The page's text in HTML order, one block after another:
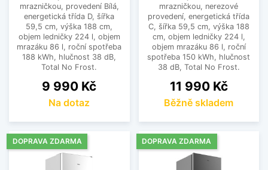
mrazničkou, provedení Bílá,
energetická třída D, šířka
59,5 cm, výška 188 cm,
objem ledničky 224 l, objem
mrazáku 86 l, roční spotřeba
188 kWh, hlučnost 38 dB,
Total No Frost.
Cena
9 990 Kč
Na dotaz
mrazničkou, nerezové
provedení, energetická třída
C, šířka 59,5 cm, výška 188
cm, objem ledničky 224 l,
objem mrazáku 86 l, roční
spotřeba 150 kWh, hlučnost
38 dB, Total No Frost.
Cena
11 990 Kč
Běžně skladem
DOPRAVA ZDARMA DOPRAVA ZDARMA